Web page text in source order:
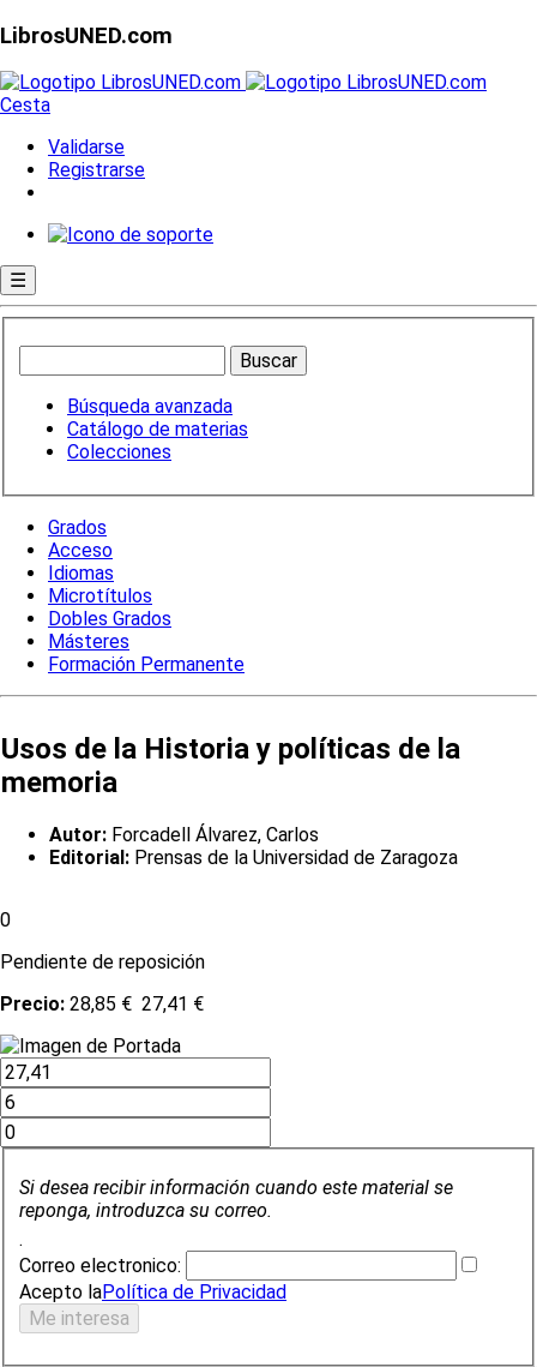
LibrosUNED.com
Cesta
Validarse
Registrarse
☰
Búsqueda avanzada
Catálogo de materias
Colecciones
Grados
Acceso
Idiomas
Microtítulos
Dobles Grados
Másteres
Formación Permanente
Usos de la Historia y políticas de la
memoria
Autor: Forcadell Álvarez, Carlos
Editorial: Prensas de la Universidad de Zaragoza
0
Pendiente de reposición
Precio: 28,85 € 27,41 €
Si desea recibir información cuando este material se
reponga, introduzca su correo.
.
Correo electronico:
Acepto laPolítica de Privacidad